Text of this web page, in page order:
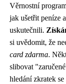
Věrnostní
jak ušetřit peníze
uskutečnili.
si uvědomit, že
card zdarma.
slibovat
hledání zkratek